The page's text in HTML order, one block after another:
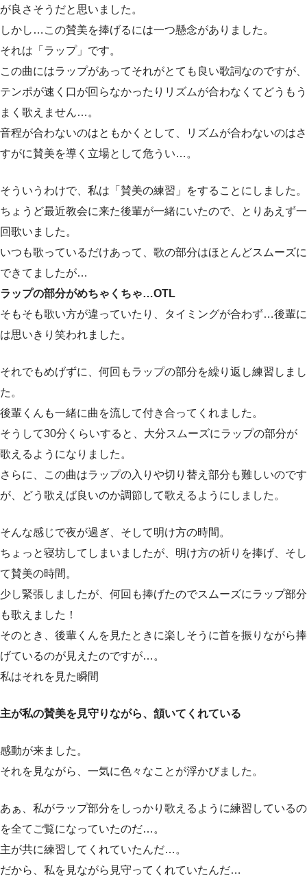
が良さそうだと思いました。
しかし…この賛美を捧げるには一つ懸念がありました。
それは「ラップ」です。
この曲にはラップがあってそれがとても良い歌詞なのですが、
テンポが速く口が回らなかったりリズムが合わなくてどうもう
まく歌えません…。
音程が合わないのはともかくとして、リズムが合わないのはさ
すがに賛美を導く立場として危うい…。
そういうわけで、私は「賛美の練習」をすることにしました。
ちょうど最近教会に来た後輩が一緒にいたので、とりあえず一
回歌いました。
いつも歌っているだけあって、歌の部分はほとんどスムーズに
できてましたが…
ラップの部分がめちゃくちゃ…OTL
そもそも歌い方が違っていたり、タイミングが合わず…後輩に
は思いきり笑われました。
それでもめげずに、何回もラップの部分を繰り返し練習しまし
た。
後輩くんも一緒に曲を流して付き合ってくれました。
そうして30分くらいすると、大分スムーズにラップの部分が
歌えるようになりました。
さらに、この曲はラップの入りや切り替え部分も難しいのです
が、どう歌えば良いのか調節して歌えるようにしました。
そんな感じで夜が過ぎ、そして明け方の時間。
ちょっと寝坊してしまいましたが、明け方の祈りを捧げ、そし
て賛美の時間。
少し緊張しましたが、何回も捧げたのでスムーズにラップ部分
も歌えました！
そのとき、後輩くんを見たときに楽しそうに首を振りながら捧
げているのが見えたのですが…。
私はそれを見た瞬間
主が私の賛美を見守りながら、頷いてくれている
感動が来ました。
それを見ながら、一気に色々なことが浮かびました。
あぁ、私がラップ部分をしっかり歌えるように練習しているの
を全てご覧になっていたのだ…。
主が共に練習してくれていたんだ…。
だから、私を見ながら見守ってくれていたんだ…